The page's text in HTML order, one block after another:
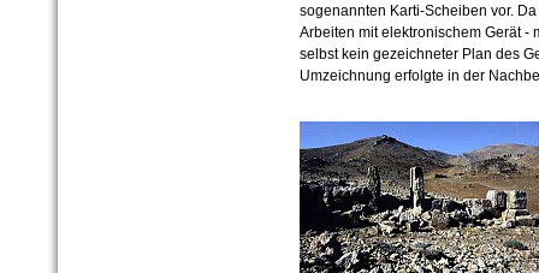
sogenannten Karti-Scheiben vor.
Arbeiten mit elektronischem Gerät -
selbst kein gezeichneter Plan des
Umzeichnung erfolgte in der